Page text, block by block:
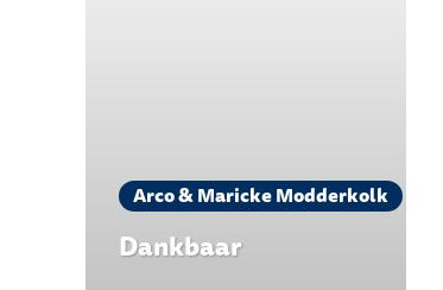
Arco & Maricke Modderkolk
Dankbaar